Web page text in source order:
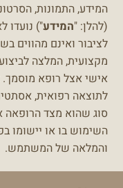
המידע, התמונות,
(להלן: "המידע") נועדו
לציבור ואינם מהווים
מקצועית, המלצה
אישי אצל רופא מוסמך.
לתוצאה רפואית,
סוג שהוא מצד הרופאה
השימוש בו או יישומו
והמלאה של המשתמש.